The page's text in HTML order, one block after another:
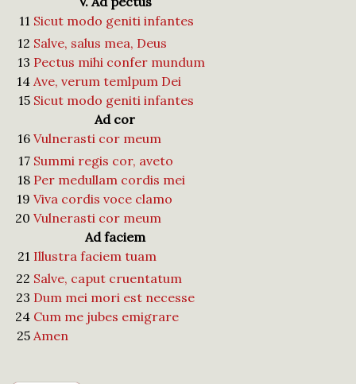
11 Sicut modo geniti infantes
12 Salve, salus mea, Deus
13 Pectus mihi confer mundum
14 Ave, verum temlpum Dei
15 Sicut modo geniti infantes
Ad cor
16 Vulnerasti cor meum
17 Summi regis cor, aveto
18 Per medullam cordis mei
19 Viva cordis voce clamo
20 Vulnerasti cor meum
Ad faciem
21 Illustra faciem tuam
22 Salve, caput cruentatum
23 Dum mei mori est necesse
24 Cum me jubes emigrare
25 Amen